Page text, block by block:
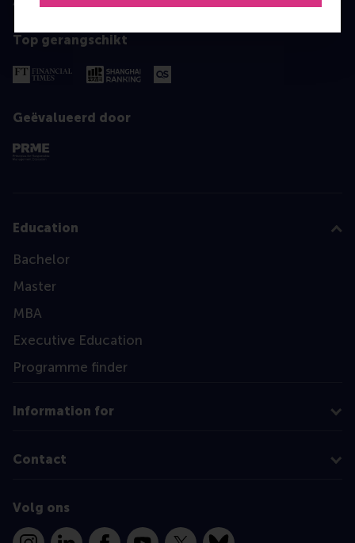
Top gerangschikt
Geëvalueerd door
Education
Bachelor
Master
MBA
Executive Education
Programme finder
Information for
Contact
Volg ons